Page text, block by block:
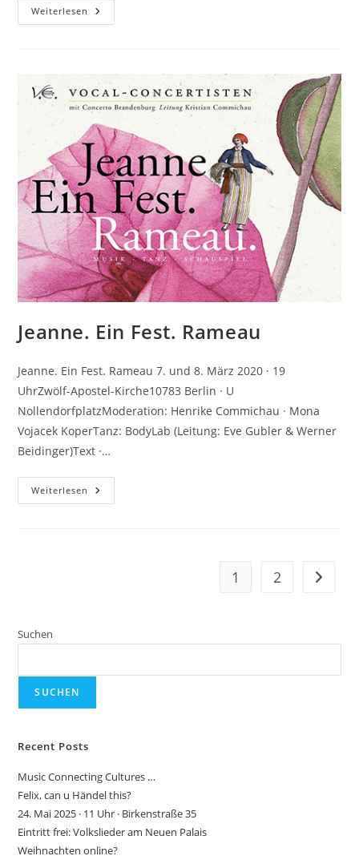
Weiterlesen Weihnachten
Bei
Jeanne. Ein Fest. Rameau
Jeanne. Ein Fest. Rameau 7. und 8. März 2020 · 19
UhrZwölf-Apostel-Kirche10783 Berlin · U
NollendorfplatzModeration: Henrike Commichau · Mona
Vojacek KoperTanz: BodyLab (Leitung: Eve Gubler & Werner
Beidinger)Text ·…
Weiterlesen Jeanne.
Ein
1 2 Gehe
Suchen
SUCHEN
Recent Posts
Music Connecting Cultures …
Felix, can u Händel this?
24. Mai 2025 · 11 Uhr · Birkenstraße 35
Eintritt frei: Volkslieder am Neuen Palais
Weihnachten online?